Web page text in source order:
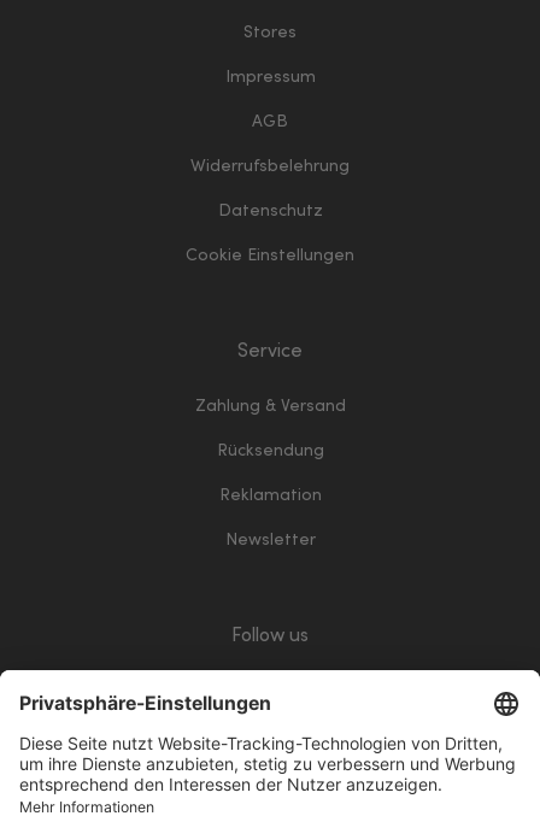
Stores
Impressum
AGB
Widerrufsbelehrung
Datenschutz
Cookie Einstellungen
Service
Zahlung & Versand
Rücksendung
Reklamation
Newsletter
Follow us
giropay Klarna VorkassePayPalWhiteVisaWhite
Mastercard